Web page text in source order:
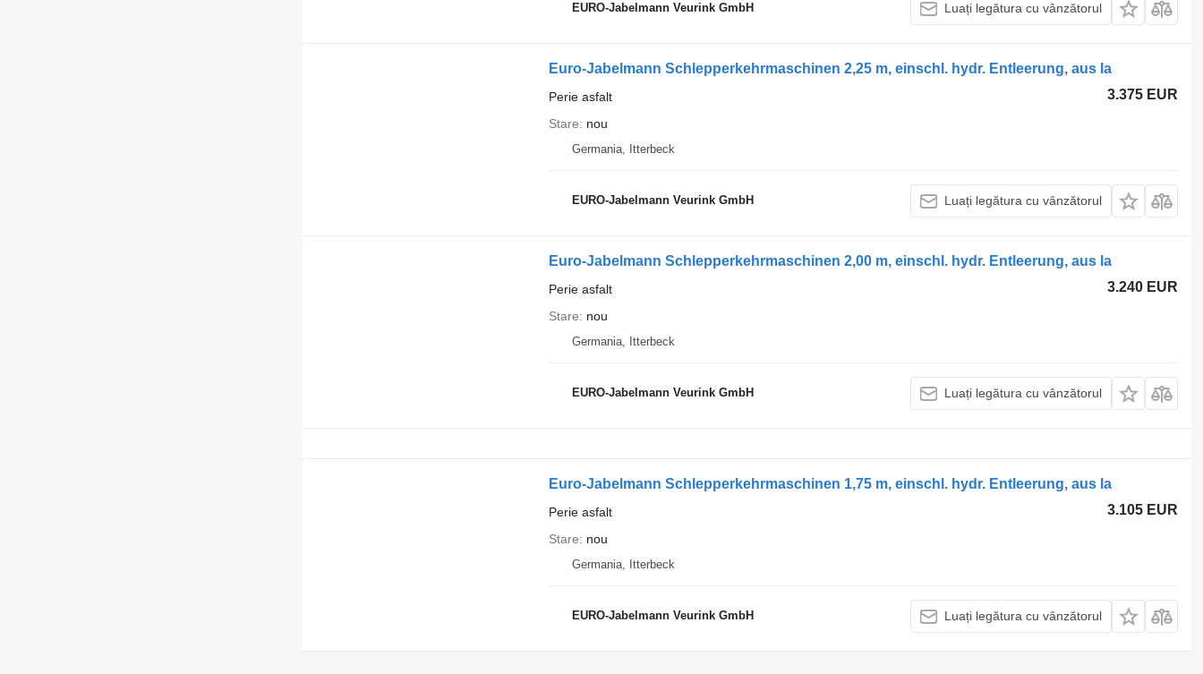
EURO-Jabelmann Veurink GmbH Luați legătura cu vânzătorul
Euro-Jabelmann Schlepperkehrmaschinen 2,25 m, einschl. hydr. Entleerung, aus la
3.375 EUR
Perie asfalt
Stare
nou
Germania, Itterbeck
EURO-Jabelmann Veurink GmbH Luați legătura cu vânzătorul
Euro-Jabelmann Schlepperkehrmaschinen 2,00 m, einschl. hydr. Entleerung, aus la
3.240 EUR
Perie asfalt
Stare
nou
Germania, Itterbeck
EURO-Jabelmann Veurink GmbH Luați legătura cu vânzătorul
Euro-Jabelmann Schlepperkehrmaschinen 1,75 m, einschl. hydr. Entleerung, aus la
3.105 EUR
Perie asfalt
Stare
nou
Germania, Itterbeck
EURO-Jabelmann Veurink GmbH Luați legătura cu vânzătorul